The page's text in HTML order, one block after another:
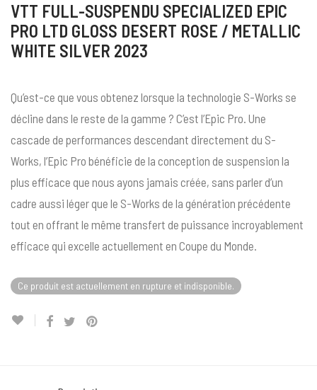
VTT FULL-SUSPENDU SPECIALIZED EPIC
PRO LTD GLOSS DESERT ROSE / METALLIC
WHITE SILVER 2023
Qu’est-ce que vous obtenez lorsque la technologie S-Works se
décline dans le reste de la gamme ? C’est l’Epic Pro. Une
cascade de performances descendant directement du S-
Works, l’Epic Pro bénéficie de la conception de suspension la
plus efficace que nous ayons jamais créée, sans parler d’un
cadre aussi léger que le S-Works de la génération précédente
tout en offrant le même transfert de puissance incroyablement
efficace qui excelle actuellement en Coupe du Monde.
Ce produit est actuellement en rupture et indisponible.